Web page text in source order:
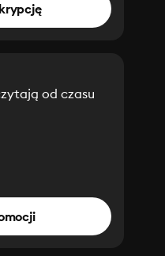
od czasu